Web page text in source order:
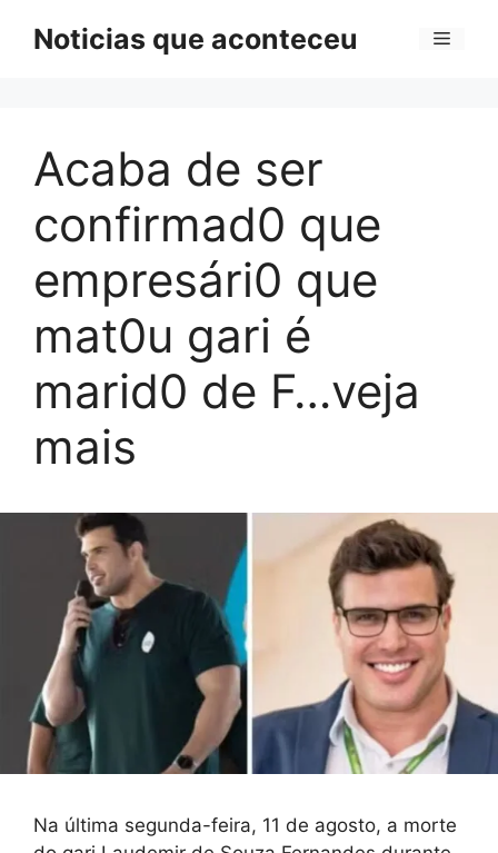
Noticias que aconteceu Menu
Acaba de ser
confirmad0 que
empresári0 que
mat0u gari é
marid0 de F…veja
mais
Na última segunda-feira, 11 de agosto, a morte